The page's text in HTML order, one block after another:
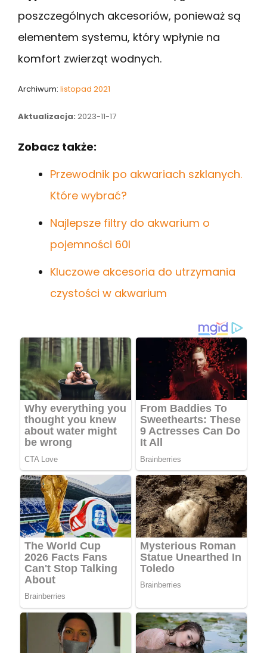
poszczególnych akcesoriów, ponieważ są
elementem systemu, który wpłynie na
komfort zwierząt wodnych.
Archiwum: listopad 2021
Aktualizacja: 2023-11-17
Zobacz także:
Przewodnik po akwariach szklanych.
Które wybrać?
Najlepsze filtry do akwarium o
pojemności 60l
Kluczowe akcesoria do utrzymania
czystości w akwarium